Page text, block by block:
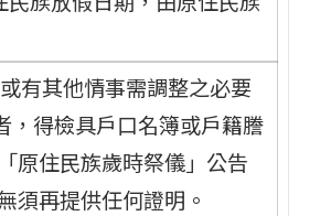
有其他情事需調整之必要
，得檢具戶口名簿或戶籍謄
原住民族歲時祭儀」公告
須再提供任何證明。